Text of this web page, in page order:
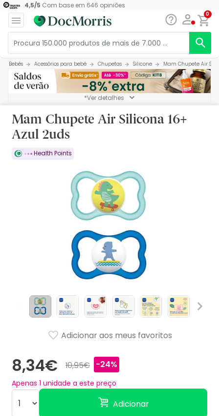
4,5/5 Com base em 646 opiniões
0
Bebés Acessórios para bebé Chupetas Silicone Mam Chupete Air
*Ver detalhes
Mam Chupete Air Silicona 16+
Azul 2uds
Health Points
8,34€ 10,95€ -24%
Apenas 1 unidade a este preço
Adicionar
Adicionar aos meus favoritos